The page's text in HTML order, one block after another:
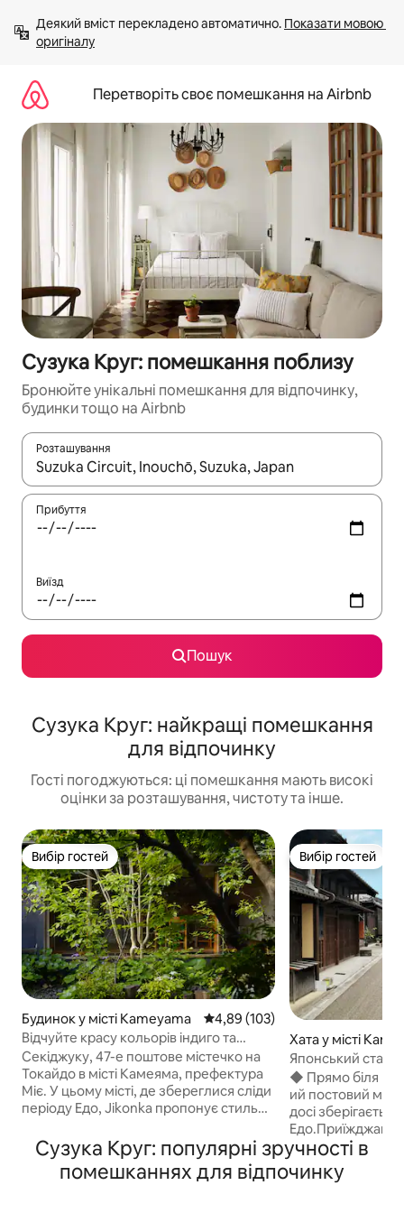
вмісту
Деякий вміст перекладено автоматично. Показати мовою
оригіналу
Перетворіть своє помешкання на Airbnb
Сузука Круг: помешкання поблизу
Бронюйте унікальні помешкання для відпочинку,
будинки тощо на Airbnb
Розташування
Отримавши результати пошуку, використовуйте для
Прибуття
Виїзд
Пошук
Сузука Круг: найкращі помешкання
для відпочинку
Гості погоджуються: ці помешкання мають високі
оцінки за розташування, чистоту та інше.
Вибір гостей
Вибір гостей
Будинок у місті Kameyama Середня оцінка: 4,89 з 5,
4,89 (103)
Відчуйте красу кольорів індиго та
коричневого. Перебування, де ви
зможете насолодитися красою
містечка Секіюку на Токайдо та
естетикою ручної роботи
Секіджуку, 47-е поштове містечко на
Токайдо в місті Камеяма, префектура
Міє. У цьому місті, де збереглися сліди
періоду Едо, Jikonka пропонує стиль
Stay – це традиційний японський
будинок, де може перебувати лише
одна група на день.Будь ласка,
Вибір гостей
Вибір гостей
Хата у місті
Японський
◆ Прямо біля
ий постовий
досі
особливі
поштовому
наповнене
Сузука Круг: популярні зручності в
помешканнях для відпочинку